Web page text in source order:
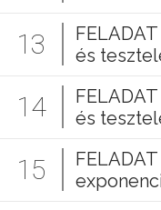
13
és
14
és
15